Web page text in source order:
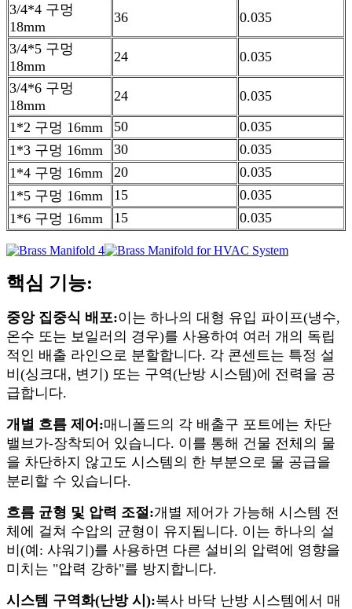
3/4*4 구멍
18mm
36
0.035
3/4*5 구멍
18mm
24
0.035
3/4*6 구멍
18mm
24
0.035
1*2 구멍 16mm
50
0.035
1*3 구멍 16mm
30
0.035
1*4 구멍 16mm
20
0.035
1*5 구멍 16mm
15
0.035
1*6 구멍 16mm
15 0.035
핵심 기능:
중앙 집중식 배포:이는 하나의 대형 유입 파이프(냉수,
온수 또는 보일러의 경우)를 사용하여 여러 개의 독립
적인 배출 라인으로 분할합니다. 각 콘센트는 특정 설
비(싱크대, 변기) 또는 구역(난방 시스템)에 전력을 공
급합니다.
개별 흐름 제어:매니폴드의 각 배출구 포트에는 차단
밸브가-장착되어 있습니다. 이를 통해 건물 전체의 물
을 차단하지 않고도 시스템의 한 부분으로 물 공급을
분리할 수 있습니다.
흐름 균형 및 압력 조절:개별 제어가 가능해 시스템 전
체에 걸쳐 수압의 균형이 유지됩니다. 이는 하나의 설
비(예: 샤워기)를 사용하면 다른 설비의 압력에 영향을
미치는 "압력 강하"를 방지합니다.
시스템 구역화(난방 시):복사 바닥 난방 시스템에서 매